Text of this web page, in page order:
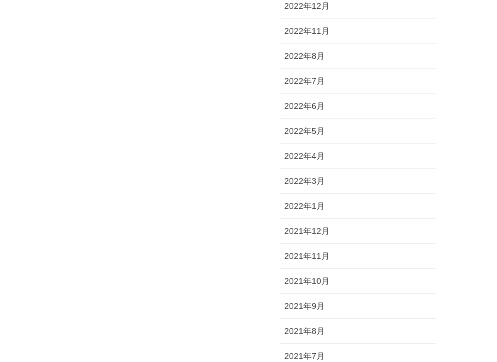
2022年12月
2022年11月
2022年8月
2022年7月
2022年6月
2022年5月
2022年4月
2022年3月
2022年1月
2021年12月
2021年11月
2021年10月
2021年9月
2021年8月
2021年7月